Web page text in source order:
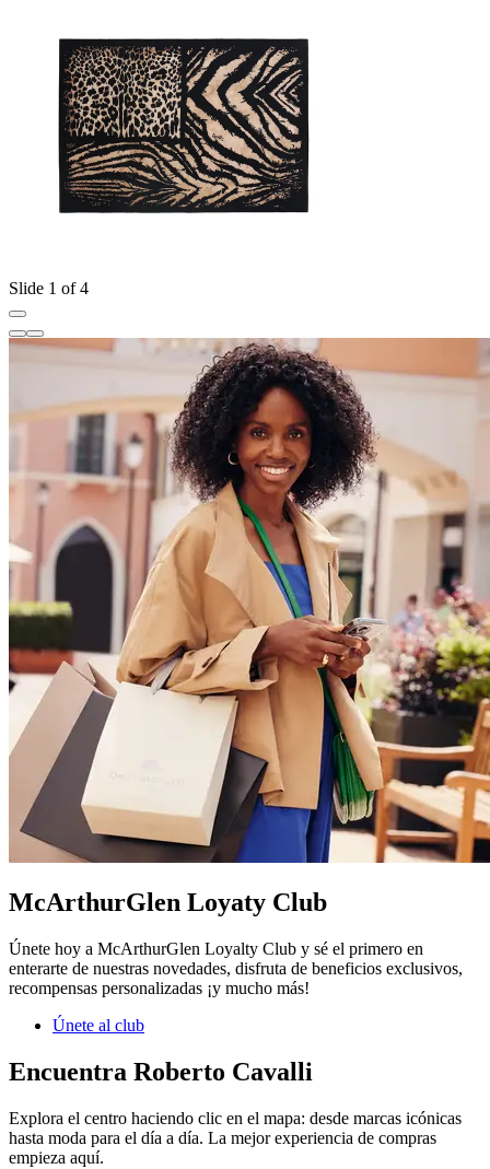
Slide 1 of 4
McArthurGlen Loyaty Club
Únete hoy a McArthurGlen Loyalty Club y sé el primero en
enterarte de nuestras novedades, disfruta de beneficios exclusivos,
recompensas personalizadas ¡y mucho más!
Únete al club
Encuentra Roberto Cavalli
Explora el centro haciendo clic en el mapa: desde marcas icónicas
hasta moda para el día a día. La mejor experiencia de compras
empieza aquí.